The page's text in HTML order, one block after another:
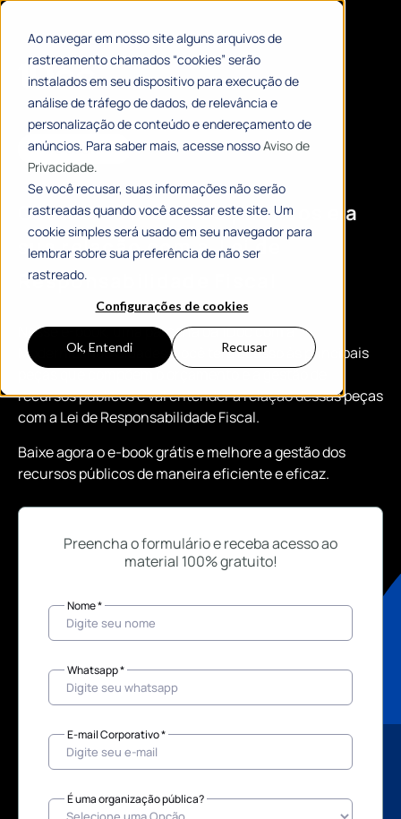
Ao navegar em nosso site alguns arquivos de
rastreamento chamados “cookies” serão
instalados em seu dispositivo para execução de
análise de tráfego de dados, de relevância e
personalização de conteúdo e endereçamento de
anúncios. Para saber mais, acesse nossoAviso de
Privacidade.
Se você recusar, suas informações não serão
rastreadas quando você acessar este site. Um
cookie simples será usado em seu navegador para
lembrar sobre sua preferência de não ser
rastreado.
Configurações de cookies
Ok, Entendi Recusar
# E-BOOK
Gestão de recursos públicos e a
sua relação com a Lei de
Responsabilidade Fiscal
Preencha o formulário e receba acesso ao
material 100% gratuito!
Nome *
Whatsapp *
E-mail Corporativo *
É uma organização pública?
Nesse e-book, uma parceria da 1Doc com a
Modernizando Cidades, você terá acesso às principais
peças que compõem o orçamento e a gestão de
recursos públicos e vai entender a relação dessas peças
com a Lei de Responsabilidade Fiscal.
Baixe agora o e-book grátis e melhore a gestão dos
recursos públicos de maneira eficiente e eficaz.